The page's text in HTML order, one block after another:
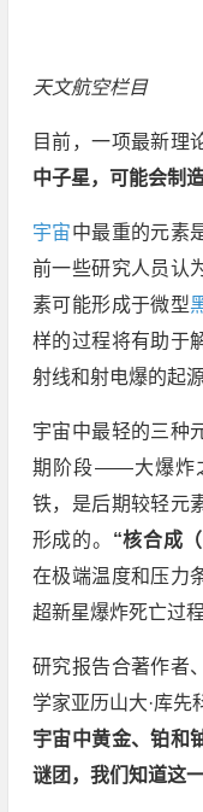
天文航空栏目
目前，一项最新理
中子星，可能会制
宇宙中最重的元素
前一些研究人员认
素可能形成于微型
样的过程将有助于
射线和射电爆的起源
宇宙中最轻的三种
期阶段——大爆炸
铁，是后期较轻元
形成的。 “核合成
在极端温度和压力
超新星爆炸死亡过程
研究报告合著作者
学家亚历山大·库先
宇宙中黄金、铂和
谜团，我们知道这